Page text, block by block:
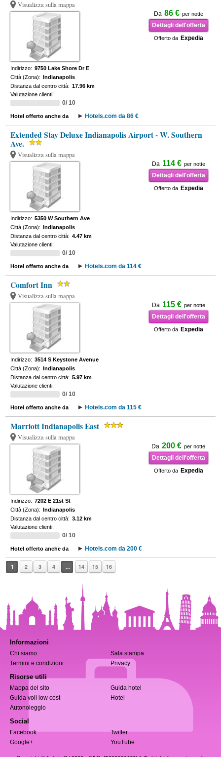
Visualizza sulla mappa
Da 86 € per notte
Dettagli dell'offerta
Offerto da Expedia
Indirizzo: 9750 Lake Shore Dr E
Città (Zona): Indianapolis
Distanza dal centro città: 17.96 km
Valutazione clienti:
0/ 10
Hotel offerto anche da Hotels.com da 86 €
Extended Stay Deluxe Indianapolis Airport - W. Southern
Ave.
Visualizza sulla mappa
Da 114 € per notte
Dettagli dell'offerta
Offerto da Expedia
Indirizzo: 5350 W Southern Ave
Città (Zona): Indianapolis
Distanza dal centro città: 4.47 km
Valutazione clienti:
0/ 10
Hotel offerto anche da Hotels.com da 114 €
Comfort Inn
Visualizza sulla mappa
Da 115 € per notte
Dettagli dell'offerta
Offerto da Expedia
Indirizzo: 3514 S Keystone Avenue
Città (Zona): Indianapolis
Distanza dal centro città: 5.97 km
Valutazione clienti:
0/ 10
Hotel offerto anche da Hotels.com da 115 €
Marriott Indianapolis East
Visualizza sulla mappa
Da 200 € per notte
Dettagli dell'offerta
Offerto da Expedia
Indirizzo: 7202 E 21st St
Città (Zona): Indianapolis
Distanza dal centro città: 3.12 km
Valutazione clienti:
0/ 10
Hotel offerto anche da Hotels.com da 200 €
1 2 3 4 ... 14 15 16
Informazioni
Chi siamo
Sala stampa
Termini e condizioni
Privacy
Risorse utili
Mappa del sito
Guida hotel
Guida voli low cost
Hotel
Autonoleggio
Social
Facebook
Twitter
Google+
YouTube